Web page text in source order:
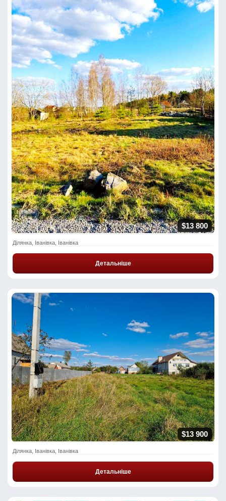
$13 800
Ділянка, Іванівка, Іванівка
Детальніше
$13 900
Ділянка, Іванівка, Іванівка
Детальніше